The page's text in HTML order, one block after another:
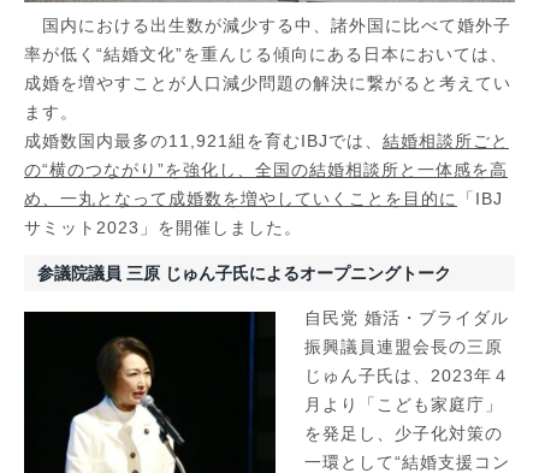
国内における出生数が減少する中、諸外国に比べて婚外子
率が低く“結婚文化”を重んじる傾向にある日本においては、
成婚を増やすことが人口減少問題の解決に繋がると考えてい
ます。
成婚数国内最多の11,921組を育むIBJでは、 結婚相談所ごと
の“横のつながり”を強化し、全国の結婚相談所と一体感を高
め、一丸となって成婚数を増やしていくことを目的に
「IBJ
サミット2023」を開催しました。
参議院議員 三原 じゅん子氏によるオープニングトーク
自民党 婚活・ブライダル
振興議員連盟会長の三原
じゅん子氏は、2023年４
月より「こども家庭庁」
を発足し、少子化対策の
一環として“結婚支援コン